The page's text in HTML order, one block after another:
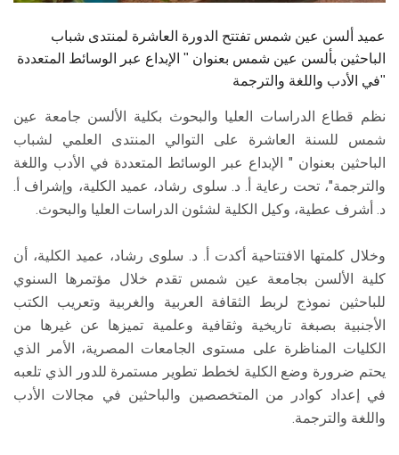
عميد ألسن عين شمس تفتتح الدورة العاشرة لمنتدى شباب
الباحثين بألسن عين شمس بعنوان " الإبداع عبر الوسائط المتعددة
في الأدب واللغة والترجمة"
نظم قطاع الدراسات العليا والبحوث بكلية الألسن جامعة عين
شمس للسنة العاشرة على التوالي المنتدى العلمي لشباب
الباحثين بعنوان " الإبداع عبر الوسائط المتعددة في الأدب واللغة
والترجمة"، تحت رعاية أ. د. سلوى رشاد، عميد الكلية، وإشراف أ.
د. أشرف عطية، وكيل الكلية لشئون الدراسات العليا والبحوث.
وخلال كلمتها الافتتاحية أكدت أ. د. سلوى رشاد، عميد الكلية، أن
كلية الألسن بجامعة عين شمس تقدم خلال مؤتمرها السنوي
للباحثين نموذج لربط الثقافة العربية والغربية وتعريب الكتب
الأجنبية بصبغة تاريخية وثقافية وعلمية تميزها عن غيرها من
الكليات المناظرة على مستوى الجامعات المصرية، الأمر الذي
يحتم ضرورة وضع الكلية لخطط تطوير مستمرة للدور الذي تلعبه
في إعداد كوادر من المتخصصين والباحثين في مجالات الأدب
واللغة والترجمة.